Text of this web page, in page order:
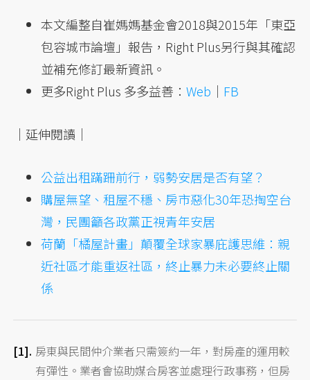
本文編整自崔媽媽基金會2018與2015年「東亞
包容城市論壇」報告，Right Plus另行與其確認
並補充修訂最新資訊。
更多Right Plus 多多益善：Web ｜ FB
｜延伸閱讀｜
公益出租蹣跚前行，弱勢安居是否有望？
購屋無望、租屋不穩、房市惡化30年恐掏空台
灣，民團籲各政黨正視青年安居
荷蘭「橘屋計畫」顛覆全球家暴庇護思維：親
近社區才能重返社區，終止暴力未必要終止關
係
房東與民間仲介業者只需簽約一年，對房產的運用較
有彈性。業者會協助媒合房客並處理行政事務，但房